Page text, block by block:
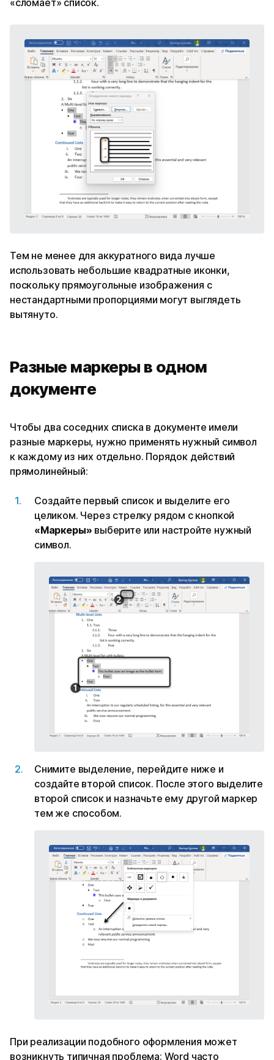
Тем не менее для аккуратного вида лучше
использовать небольшие квадратные иконки,
поскольку прямоугольные изображения с
нестандартными пропорциями могут выглядеть
вытянуто.
Разные маркеры в одном
документе
Чтобы два соседних списка в документе имели
разные маркеры, нужно применять нужный символ
к каждому из них отдельно. Порядок действий
прямолинейный:
Создайте первый список и выделите его
целиком. Через стрелку рядом с кнопкой
«Маркеры» выберите или настройте нужный
символ.
Снимите выделение, перейдите ниже и
создайте второй список. После этого выделите
второй список и назначьте ему другой маркер
тем же способом.
При реализации подобного оформления может
возникнуть типичная проблема: Word часто